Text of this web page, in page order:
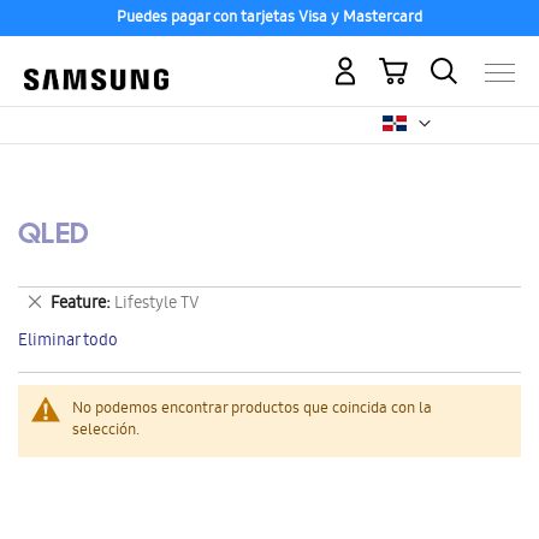
Puedes pagar con tarjetas Visa y Mastercard
Mi carrito
QLED
No podemos encontrar productos que coincida con la
selección.
Feature Lifestyle TV
Eliminar
este
artículo
Eliminar todo